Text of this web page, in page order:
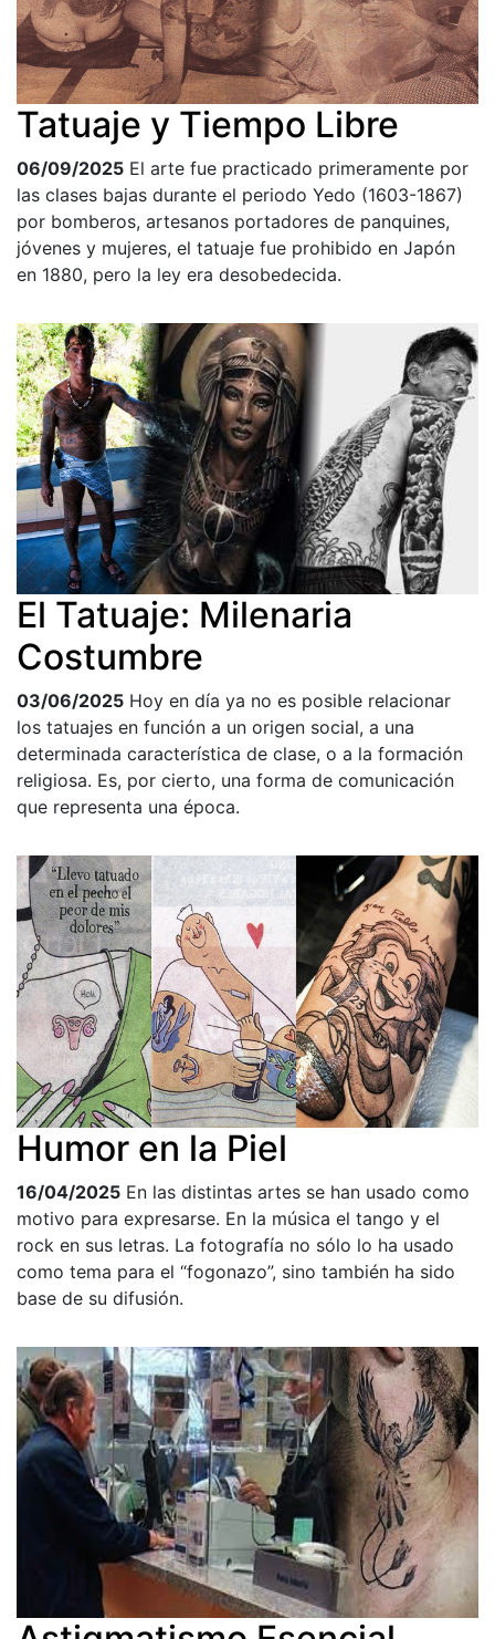
Tatuaje y Tiempo Libre
06/09/2025 El arte fue practicado primeramente por
las clases bajas durante el periodo Yedo (1603-1867)
por bomberos, artesanos portadores de panquines,
jóvenes y mujeres, el tatuaje fue prohibido en Japón
en 1880, pero la ley era desobedecida.
El Tatuaje: Milenaria
Costumbre
03/06/2025 Hoy en día ya no es posible relacionar
los tatuajes en función a un origen social, a una
determinada característica de clase, o a la formación
religiosa. Es, por cierto, una forma de comunicación
que representa una época.
Humor en la Piel
16/04/2025 En las distintas artes se han usado como
motivo para expresarse. En la música el tango y el
rock en sus letras. La fotografía no sólo lo ha usado
como tema para el “fogonazo”, sino también ha sido
base de su difusión.